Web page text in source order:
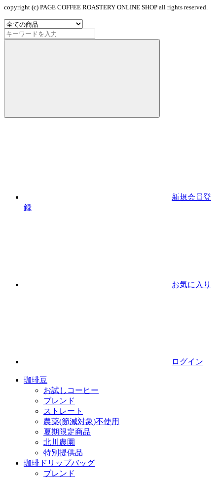
copyright (c) PAGE COFFEE ROASTERY ONLINE SHOP all rights reserved.
新規会員登
録
お気に入り
ログイン
珈琲豆
お試しコーヒー
ブレンド
ストレート
農薬(節減対象)不使用
夏期限定商品
北川農園
特別提供品
珈琲ドリップバッグ
ブレンド